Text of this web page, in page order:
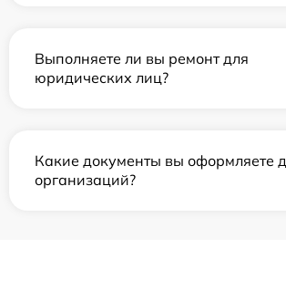
Выполняете ли вы ремонт для
юридических лиц?
Какие документы вы оформляете
организаций?